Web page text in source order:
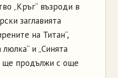
„Кръг“ възроди в
заглавията
на Титан“,
и „Синята
ще продължи с още